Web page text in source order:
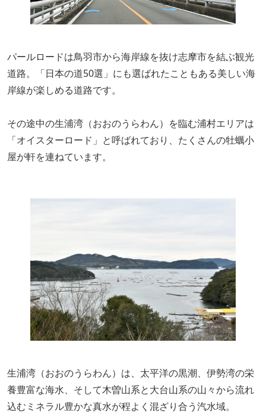
パールロードは鳥羽市から海岸線を抜け志摩市を結ぶ観光
道路。「日本の道50選」にも選ばれたこともある美しい海
岸線が楽しめる道路です。
その途中の生浦湾（おおのうらわん）を臨む浦村エリアは
「オイスターロード」と呼ばれており、たくさんの牡蠣小
屋が軒を連ねています。
生浦湾（おおのうらわん）は、太平洋の黒潮、伊勢湾の栄
養豊富な海水、そして木曽山系と大台山系の山々から流れ
込むミネラル豊かな真水が程よく混ざり合う汽水域。